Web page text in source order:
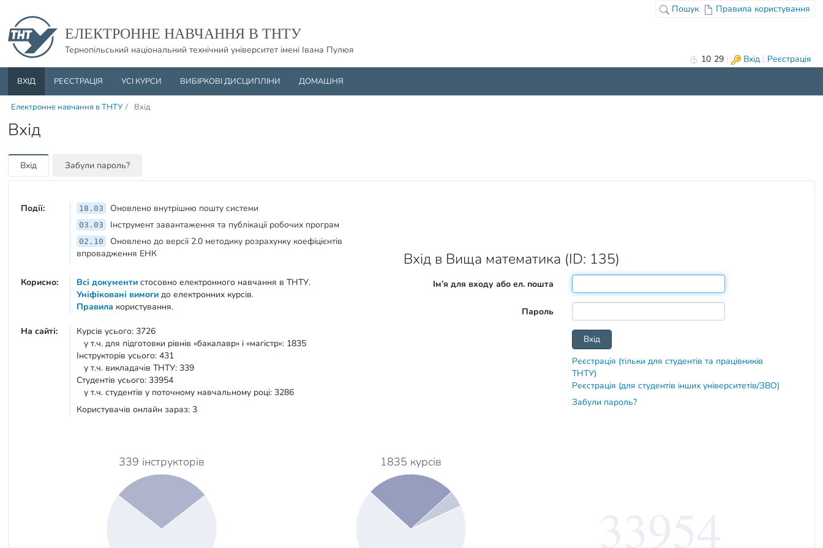
ЕЛЕКТРОННЕ НАВЧАННЯ В ТНТУ
Тернопільський національний технічний університет імені Івана Пулюя
Пошук Правила користування
10 29 | Вхід| Реєстрація
ВХІД РЕЄСТРАЦІЯ УСІ КУРСИ ВИБІРКОВІ ДИСЦИПЛІНИ ДОМАШНЯ
Електронне навчання в ТНТУ / Вхід
Вхід
Вхід Забули пароль?
Вхід в Вища математика (ID: 135)
Ім’я для входу або ел. пошта
Пароль
Реєстрація (тільки для студентів та працівників
ТНТУ)
Реєстрація (для студентів інших університетів/ЗВО)
Забули пароль?
Події: 18.03 Оновлено внутрішню пошту системи
03.03 Інструмент завантаження та публікації робочих програм
02.10
Оновлено до версії 2.0 методику розрахунку коефіцієнтів
впровадження ЕНК
Корисно: Всі документи стосовно електронного навчання в ТНТУ.
Уніфіковані вимоги до електронних курсів.
Правила користування.
На сайті:
Курсів усього: 3726
у т.ч. для підготовки рівнів «бакалавр» і «магістр»: 1835
Інструкторів усього: 431
у т.ч. викладачів ТНТУ: 339
Студентів усього: 33954
у т.ч. студентів у поточному навчальному році: 3286
Користувачів онлайн зараз: 3
339 інструкторів 1835 курсів